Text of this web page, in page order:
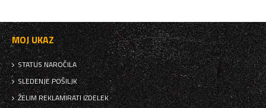
MOJ UKAZ
STATUS NAROČILA
SLEDENJE POŠILJK
ŽELIM REKLAMIRATI IZDELEK